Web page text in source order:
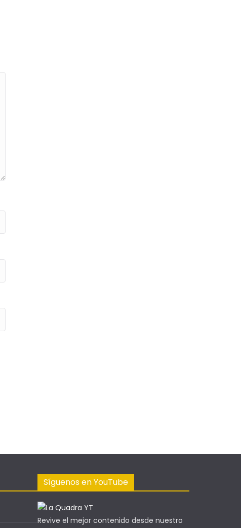
Síguenos en YouTube
Revive el mejor contenido desde nuestro